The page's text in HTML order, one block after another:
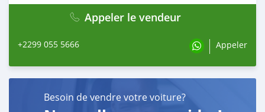
Appeler le vendeur
+2299 055 5666 Appeler
Besoin de vendre votre voiture?